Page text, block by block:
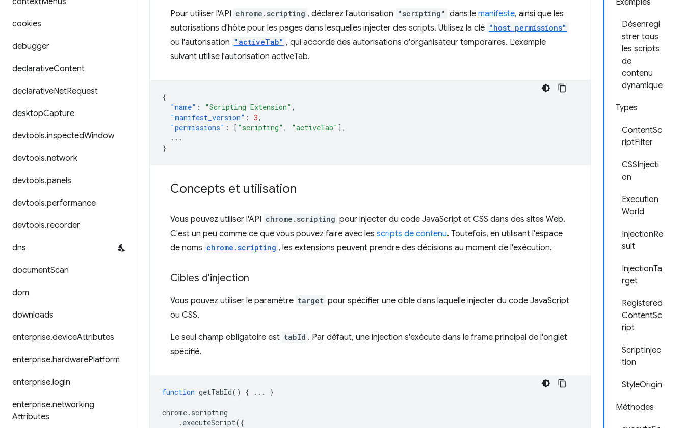
cookies
debugger
declarativeContent
declarativeNetRequest
desktopCapture
devtools.inspectedWindow
devtools.network
devtools.panels
devtools.performance
devtools.recorder
dns
documentScan
dom
downloads
enterprise.deviceAttributes
enterprise.hardwarePlatform
enterprise.login
enterprise.networking
Attributes
Exemples
Désenregi
strer tous
les scripts
de
contenu
dynamique
Types
ContentSc
riptFilter
CSSInjecti
on
Execution
World
InjectionRe
sult
InjectionTa
rget
Registered
ContentSc
ript
ScriptInjec
tion
StyleOrigin
Méthodes
Pour utiliser l'API chrome.scripting , déclarez l'autorisation "scripting" dans le manifeste, ainsi que les
autorisations d'hôte pour les pages dans lesquelles injecter des scripts. Utilisez la clé "host_permissions"
ou l'autorisation "activeTab" , qui accorde des autorisations d'organisateur temporaires. L'exemple
suivant utilise l'autorisation activeTab.
{
"name" : "Scripting Extension" ,
"manifest_version" : 3,
"permissions" : [ "scripting" , "activeTab" ],
...
}
Concepts et utilisation
Vous pouvez utiliser l'API chrome.scripting pour injecter du code JavaScript et CSS dans des sites Web.
C'est un peu comme ce que vous pouvez faire avec les scripts de contenu. Toutefois, en utilisant l'espace
de noms chrome.scripting , les extensions peuvent prendre des décisions au moment de l'exécution.
Cibles d'injection
Vous pouvez utiliser le paramètre target pour spécifier une cible dans laquelle injecter du code JavaScript
ou CSS.
Le seul champ obligatoire est tabId . Par défaut, une injection s'exécute dans le frame principal de l'onglet
spécifié.
function getTabId() { ... }
chrome. scripting
. executeScript({